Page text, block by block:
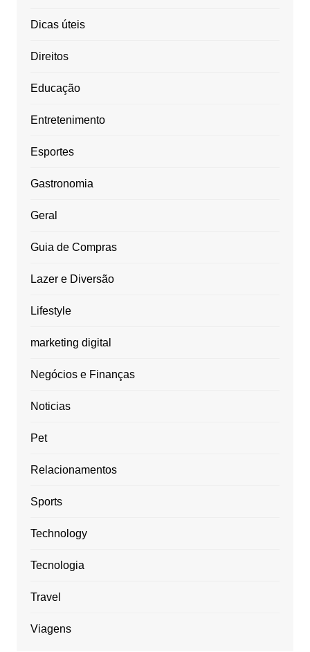
Dicas úteis
Direitos
Educação
Entretenimento
Esportes
Gastronomia
Geral
Guia de Compras
Lazer e Diversão
Lifestyle
marketing digital
Negócios e Finanças
Noticias
Pet
Relacionamentos
Sports
Technology
Tecnologia
Travel
Viagens